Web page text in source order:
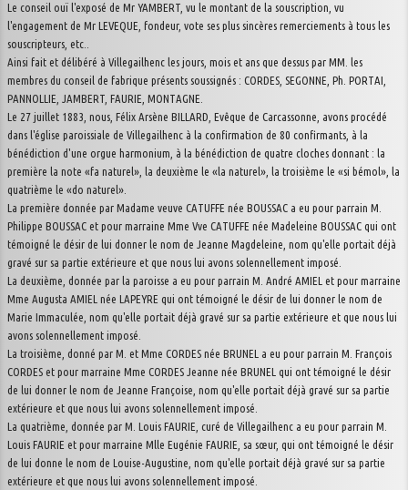
Le conseil ouï l'exposé de Mr YAMBERT, vu le montant de la souscription, vu
l'engagement de Mr LEVEQUE, fondeur, vote ses plus sincères remerciements à tous les
souscripteurs, etc..
Ainsi fait et délibéré à Villegailhenc les jours, mois et ans que dessus par MM. les
membres du conseil de fabrique présents soussignés : CORDES, SEGONNE, Ph. PORTAI,
PANNOLLIE, JAMBERT, FAURIE, MONTAGNE.
Le 27 juillet 1883, nous, Félix Arsène BILLARD, Evêque de Carcassonne, avons procédé
dans l'église paroissiale de Villegailhenc à la confirmation de 80 confirmants, à la
bénédiction d'une orgue harmonium, à la bénédiction de quatre cloches donnant : la
première la note «fa naturel», la deuxième le «la naturel», la troisième le «si bémol», la
quatrième le «do naturel».
La première donnée par Madame veuve CATUFFE née BOUSSAC a eu pour parrain M.
Philippe BOUSSAC et pour marraine Mme Vve CATUFFE née Madeleine BOUSSAC qui ont
témoigné le désir de lui donner le nom de Jeanne Magdeleine, nom qu'elle portait déjà
gravé sur sa partie extérieure et que nous lui avons solennellement imposé.
La deuxième, donnée par la paroisse a eu pour parrain M. André AMIEL et pour marraine
Mme Augusta AMIEL née LAPEYRE qui ont témoigné le désir de lui donner le nom de
Marie Immaculée, nom qu'elle portait déjà gravé sur sa partie extérieure et que nous lui
avons solennellement imposé.
La troisième, donné par M. et Mme CORDES née BRUNEL a eu pour parrain M. François
CORDES et pour marraine Mme CORDES Jeanne née BRUNEL qui ont témoigné le désir
de lui donner le nom de Jeanne Françoise, nom qu'elle portait déjà gravé sur sa partie
extérieure et que nous lui avons solennellement imposé.
La quatrième, donnée par M. Louis FAURIE, curé de Villegailhenc a eu pour parrain M.
Louis FAURIE et pour marraine Mlle Eugénie FAURIE, sa sœur, qui ont témoigné le désir
de lui donne le nom de Louise-Augustine, nom qu'elle portait déjà gravé sur sa partie
extérieure et que nous lui avons solennellement imposé.